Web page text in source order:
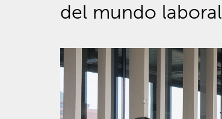
del mundo laboral